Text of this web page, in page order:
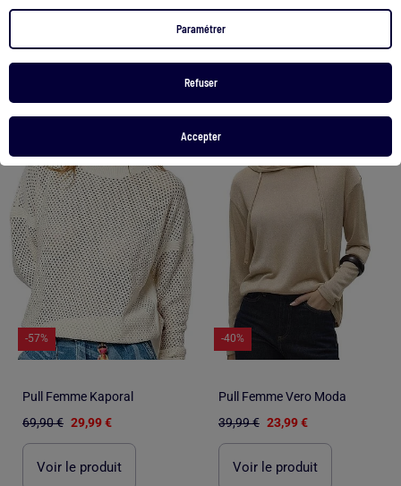
Paramétrer
Refuser
Accepter
Voir le produit Voir le produit
-57%
Pull Femme Kaporal
69,90 € 29,99 €
Voir le produit
-40%
Pull Femme Vero Moda
39,99 € 23,99 €
Voir le produit